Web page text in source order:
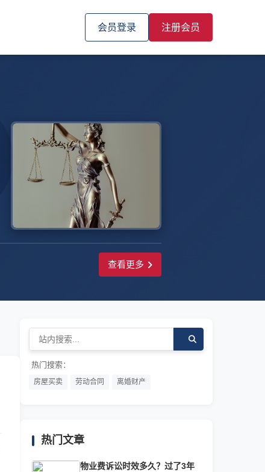
会员登录 注册会员
查看更多
热门搜索：
房屋买卖 劳动合同 离婚财产
热门文章
物业费诉讼时效多久？过了3年